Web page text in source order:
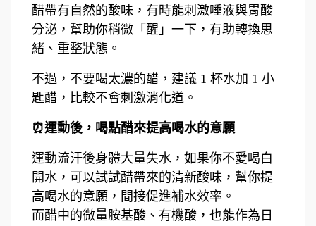
醋帶有自然的酸味，有時能刺激唾液與胃酸
分泌，幫助你稍微「醒」一下，有助轉換思
緒、重整狀態。
不過，不要喝太濃的醋，建議 1 杯水加 1 小
匙醋，比較不會刺激消化道。
⏰運動後，喝點醋來提高喝水的意願
運動流汗後身體大量失水，如果你不愛喝白
開水，可以試試醋帶來的清新酸味，幫你提
高喝水的意願，間接促進補水效率。
而醋中的微量胺基酸、有機酸，也能作為日